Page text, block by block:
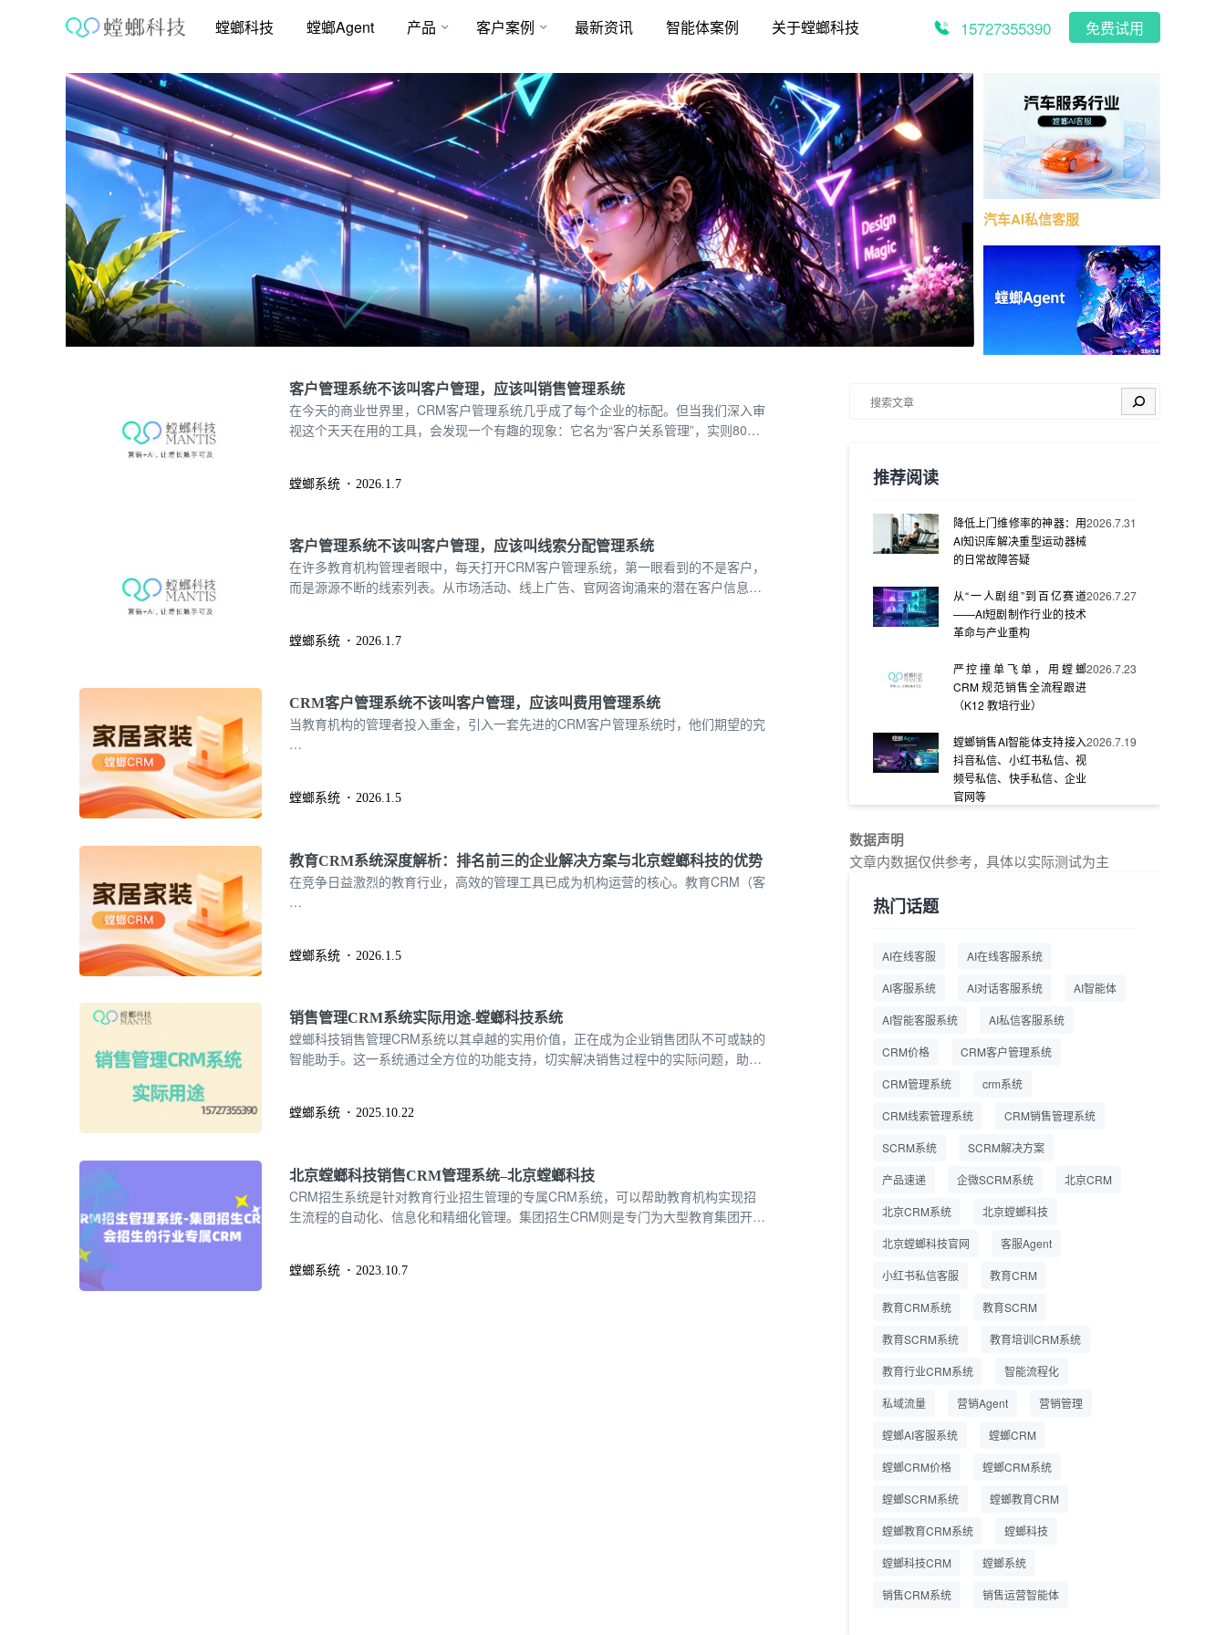
螳螂科技 螳螂Agent 产品 客户案例 最新资讯 智能体案例 关于螳螂科技 15727355390 免费试用
汽车AI私信客服
客户管理系统不该叫客户管理，应该叫销售管理系统
在今天的商业世界里，CRM客户管理系统几乎成了每个企业的标配。但当我们深入审
视这个天天在用的工具，会发现一个有趣的现象：它名为“客户关系管理”，实则80%
许，更诚实的名字，应该是 “销售管理系统”。
螳螂系统 2026.1.7
客户管理系统不该叫客户管理，应该叫线索分配管理系统
在许多教育机构管理者眼中，每天打开CRM客户管理系统，第一眼看到的不是客户，
而是源源不断的线索列表。从市场活动、线上广告、官网咨询涌来的潜在客户信息，
价值，是一个高度精密、实时运转的 “线索分配管理系统” 。
螳螂系统 2026.1.7
CRM客户管理系统不该叫客户管理，应该叫费用管理系统
当教育机构的管理者投入重金，引入一套先进的CRM客户管理系统时，他们期望的究
…
螳螂系统 2026.1.5
教育CRM系统深度解析：排名前三的企业解决方案与北京螳螂科技的优势
在竞争日益激烈的教育行业，高效的管理工具已成为机构运营的核心。教育CRM（客
…
螳螂系统 2026.1.5
销售管理CRM系统实际用途-螳螂科技系统
螳螂科技销售管理CRM系统以其卓越的实用价值，正在成为企业销售团队不可或缺的
智能助手。这一系统通过全方位的功能支持，切实解决销售过程中的实际问题，助力
螳螂系统 2025.10.22
北京螳螂科技销售CRM管理系统–北京螳螂科技
CRM招生系统是针对教育行业招生管理的专属CRM系统，可以帮助教育机构实现招
生流程的自动化、信息化和精细化管理。集团招生CRM则是专门为大型教育集团开发
校、教育咨询公司等。
螳螂系统 2023.10.7
搜索
推荐阅读
降低上门维修率的神器：用
AI知识库解决重型运动器械
的日常故障答疑
2026.7.31
从“一人剧组”到百亿赛道
——AI短剧制作行业的技术
革命与产业重构
2026.7.27
严控撞单飞单，用螳螂
CRM 规范销售全流程跟进
（K12 教培行业）
2026.7.23
螳螂销售AI智能体支持接入
抖音私信、小红书私信、视
频号私信、快手私信、企业
官网等
2026.7.19
素质教育定制，获客+服务
前全流程
一站式SCRM系统企微解决
方案 打通私域营销全流程
2026.7.14
商用SCRM系统企微工具
业微信 私域用户精细化管
螂教育CRM助力教培机构
精细化运营
数据声明
文章内数据仅供参考，具体以实际测试为主
热门话题
AI在线客服 AI在线客服系统
AI客服系统 AI对话客服系统 AI智能体
AI智能客服系统 AI私信客服系统
CRM价格 CRM客户管理系统
CRM管理系统 crm系统
CRM线索管理系统 CRM销售管理系统
SCRM系统 SCRM解决方案
产品速递 企微SCRM系统 北京CRM
北京CRM系统 北京螳螂科技
北京螳螂科技官网 客服Agent
小红书私信客服 教育CRM
教育CRM系统 教育SCRM
教育SCRM系统 教育培训CRM系统
教育行业CRM系统 智能流程化
私域流量 营销Agent 营销管理
螳螂AI客服系统 螳螂CRM
螳螂CRM价格 螳螂CRM系统
螳螂SCRM系统 螳螂教育CRM
螳螂教育CRM系统 螳螂科技
螳螂科技CRM 螳螂系统
销售CRM系统 销售运营智能体